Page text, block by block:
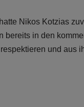
Nikos Kotzias
bereits in den
und aus